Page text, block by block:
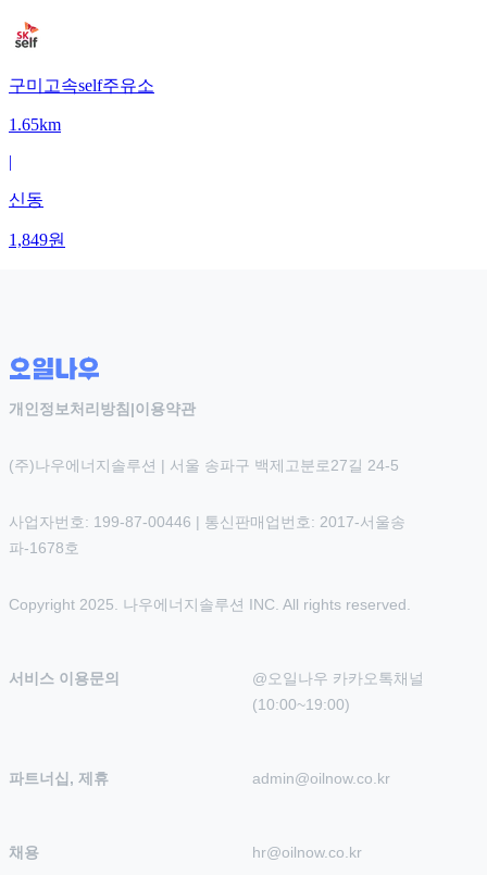
구미고속self주유소
1.65km
|
신동
1,849원
개인정보처리방침 |이용약관
(주)나우에너지솔루션 | 서울 송파구 백제고분로27길 24-5
사업자번호: 199-87-00446 | 통신판매업번호: 2017-서울송
파-1678호
Copyright 2025. 나우에너지솔루션 INC. All rights reserved.
서비스 이용문의
@오일나우 카카오톡채널
(10:00~19:00)
파트너십, 제휴 admin@oilnow.co.kr
채용 hr@oilnow.co.kr